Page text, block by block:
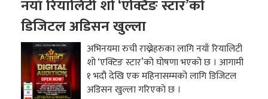
नयाँ रियालिटी शो ‘एक्टिङ स्टार’को
डिजिटल अडिसन खुल्ला
अभिनयमा रुची राख्नेहरुका लागि नयाँ रियालिटी
शो ‘एक्टिङ स्टार’को घोषणा भएको छ । आगामी
१ भदौ देखि एक महिनासम्मको लागि डिजिटल
अडिसन खुल्ला गरिएको छ ।